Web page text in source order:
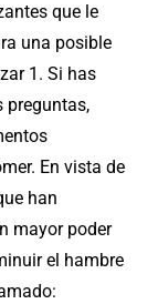
que le
una posible
1. Si has
preguntas,
En vista de
han
mayor poder
el hambre